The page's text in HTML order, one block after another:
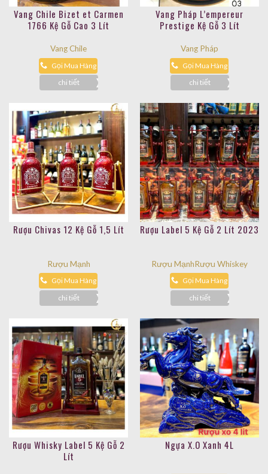
Vang Chile Bizet et Carmen
1766 Kệ Gỗ Cao 3 Lít
Vang Chile
Gọi Mua Hàng
chi tiết
Vang Pháp L’empereur
Prestige Kệ Gỗ 3 Lít
Vang Pháp
Gọi Mua Hàng
chi tiết
Rượu Chivas 12 Kệ Gỗ 1,5 Lít
Rượu Mạnh
Gọi Mua Hàng
chi tiết
Rượu Label 5 Kệ Gỗ 2 Lít 2023
Rượu MạnhRượu Whiskey
Gọi Mua Hàng
chi tiết
Rượu Whisky Label 5 Kệ Gỗ 2
Lít
Ngựa X.O Xanh 4L